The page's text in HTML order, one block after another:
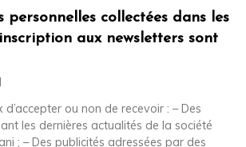
personnelles collectées dans les
aux newsletters sont
ou non de recevoir : – Des
les dernières actualités de la société
; – Des publicités adressées par des